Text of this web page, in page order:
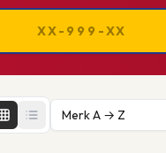
Merk A → Z